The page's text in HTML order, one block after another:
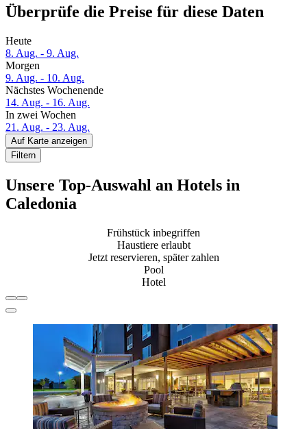
Überprüfe die Preise für diese Daten
Heute
8. Aug. - 9. Aug.
Morgen
9. Aug. - 10. Aug.
Nächstes Wochenende
14. Aug. - 16. Aug.
In zwei Wochen
21. Aug. - 23. Aug.
Auf Karte anzeigen
Filtern
Unsere Top-Auswahl an Hotels in
Caledonia
Frühstück inbegriffen
Haustiere erlaubt
Jetzt reservieren, später zahlen
Pool
Hotel